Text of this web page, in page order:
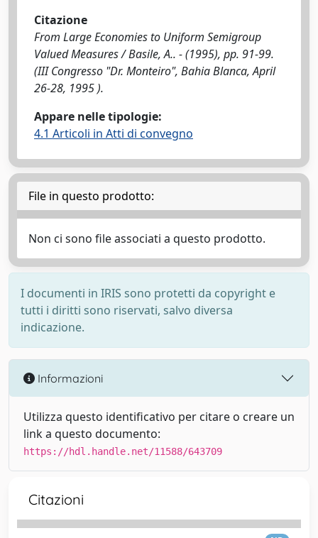
Citazione
From Large Economies to Uniform Semigroup
Valued Measures / Basile, A.. - (1995), pp. 91-99.
(III Congresso "Dr. Monteiro", Bahia Blanca, April
26-28, 1995 ).
Appare nelle tipologie:
4.1 Articoli in Atti di convegno
File in questo prodotto:
Non ci sono file associati a questo prodotto.
I documenti in IRIS sono protetti da copyright e
tutti i diritti sono riservati, salvo diversa
indicazione.
Informazioni
Utilizza questo identificativo per citare o creare un
link a questo documento:
https://hdl.handle.net/11588/643709
Citazioni